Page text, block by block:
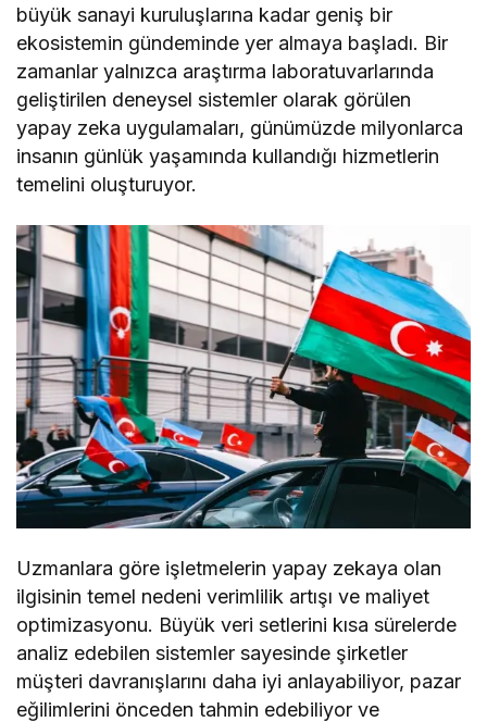
büyük sanayi kuruluşlarına kadar geniş bir
ekosistemin gündeminde yer almaya başladı. Bir
zamanlar yalnızca araştırma laboratuvarlarında
geliştirilen deneysel sistemler olarak görülen
yapay zeka uygulamaları, günümüzde milyonlarca
insanın günlük yaşamında kullandığı hizmetlerin
temelini oluşturuyor.
Uzmanlara göre işletmelerin yapay zekaya olan
ilgisinin temel nedeni verimlilik artışı ve maliyet
optimizasyonu. Büyük veri setlerini kısa sürelerde
analiz edebilen sistemler sayesinde şirketler
müşteri davranışlarını daha iyi anlayabiliyor, pazar
eğilimlerini önceden tahmin edebiliyor ve